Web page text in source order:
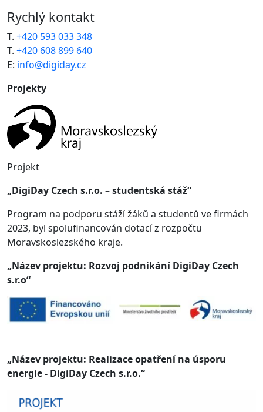
Rychlý kontakt
T. +420 593 033 348
T. +420 608 899 640
E: info@digiday.cz
Projekty
Projekt
„DigiDay Czech s.r.o. – studentská stáž“
Program na podporu stáží žáků a studentů ve firmách
2023, byl spolufinancován dotací z rozpočtu
Moravskoslezského kraje.
„Název projektu: Rozvoj podnikání DigiDay Czech
s.r.o“
„Název projektu: Realizace opatření na úsporu
energie - DigiDay Czech s.r.o.“